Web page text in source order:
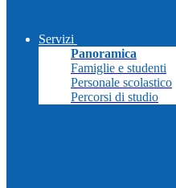
Servizi
Panoramica
Famiglie e studenti
Personale scolastico
Percorsi di studio